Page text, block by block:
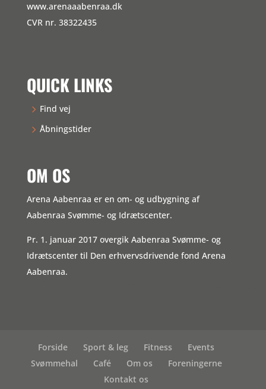
www.arenaaabenraa.dk
CVR nr. 38322435
QUICK LINKS
Find vej
Åbningstider
OM OS
Arena Aabenraa er en om- og udbygning af
Aabenraa Svømme- og Idrætscenter.
Pr. 1. januar 2017 overgik Aabenraa Svømme- og
Idrætscenter til Den erhvervsdrivende fond Arena
Aabenraa.
Forside Sport & leg Fitness
Events
Svømmehal
Café Om os
Foreningerne
Kontakt os